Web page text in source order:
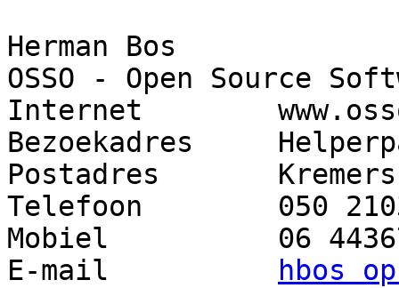
Herman Bos
OSSO - Open Source
Internet
Bezoekadres
Postadres
Telefoon        050
Mobiel          06
E-mail
hbos